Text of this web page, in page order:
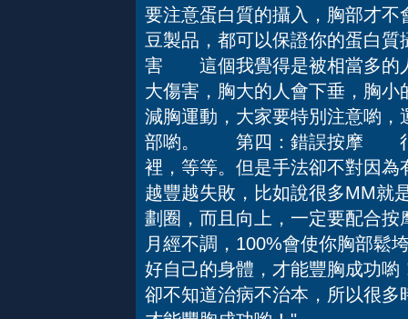
要注意蛋白質的攝入，胸部才
豆製品，都可以保證你的蛋白
害 這個我覺得是被相當多的
大傷害，胸大的人會下垂，胸
減胸運動，大家要特別注意喲
部喲。 第四：錯誤按摩 很
裡，等等。但是手法卻不對因
越豐越失敗，比如說很多MM就
劃圈，而且向上，一定要配
月經不調，100%會使你胸部鬆
好自己的身體，才能豐胸成功
卻不知道治病不治本，所以很